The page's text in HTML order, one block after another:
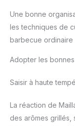
Une bonne
les techniques de
barbecue ordinaire
Adopter les
Saisir à haute
La réaction de
des arômes grillés,